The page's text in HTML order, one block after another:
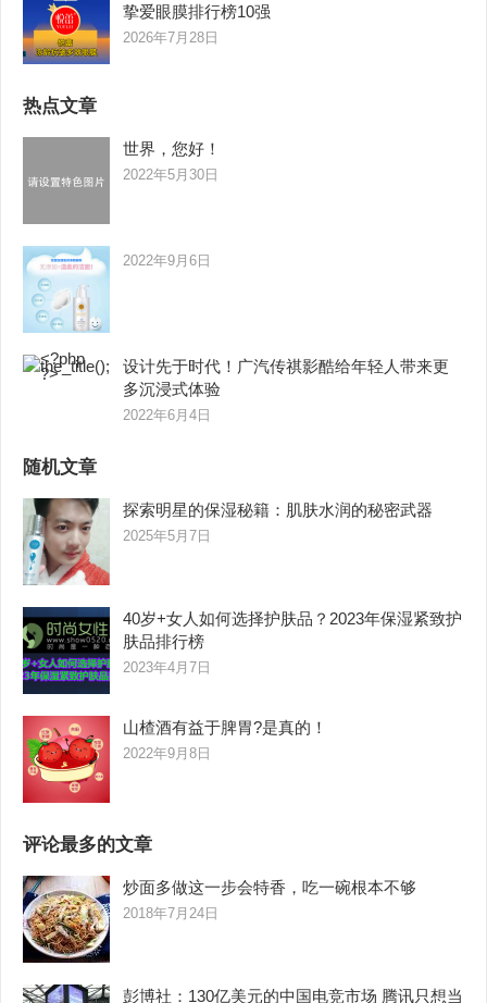
挚爱眼膜排行榜10强
2026年7月28日
热点文章
世界，您好！
2022年5月30日
2022年9月6日
设计先于时代！广汽传祺影酷给年轻人带来更
多沉浸式体验
2022年6月4日
随机文章
探索明星的保湿秘籍：肌肤水润的秘密武器
2025年5月7日
40岁+女人如何选择护肤品？2023年保湿紧致护
肤品排行榜
2023年4月7日
山楂酒有益于脾胃?是真的！
2022年9月8日
评论最多的文章
炒面多做这一步会特香，吃一碗根本不够
2018年7月24日
彭博社：130亿美元的中国电竞市场 腾讯只想当